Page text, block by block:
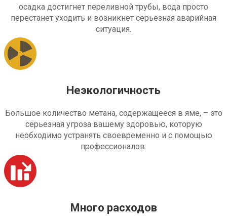
осадка достигнет переливной трубы, вода просто
перестанет уходить и возникнет серьезная аварийная
ситуация.
Неэкологичность
Большое количество метана, содержащееся в яме, – это
серьезная угроза вашему здоровью, которую
необходимо устранять своевременно и с помощью
профессионалов.
Много расходов